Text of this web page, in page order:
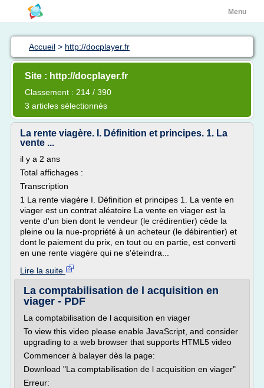
Menu
Accueil > http://docplayer.fr
Site : http://docplayer.fr
Classement : 214 / 390
3 articles sélectionnés
La rente viagère. I. Définition et principes. 1. La
vente ...
il y a 2 ans
Total affichages :
Transcription
1 La rente viagère I. Définition et principes 1. La vente en
viager est un contrat aléatoire La vente en viager est la
vente d'un bien dont le vendeur (le crédirentier) cède la
pleine ou la nue-propriété à un acheteur (le débirentier) et
dont le paiement du prix, en tout ou en partie, est converti
en une rente viagère qui ne s'éteindra...
Lire la suite
La comptabilisation de l acquisition en
viager - PDF
La comptabilisation de l acquisition en viager
To view this video please enable JavaScript, and consider
upgrading to a web browser that supports HTML5 video
Commencer à balayer dès la page:
Download "La comptabilisation de l acquisition en viager"
Erreur: